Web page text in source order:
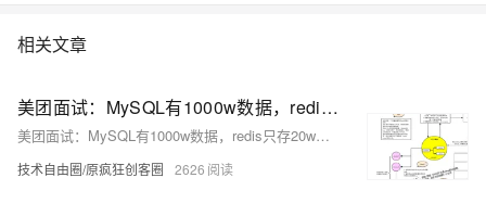
相关文章
美团面试：MySQL有1000w数据，redis只存20w的数据，如何做 缓存 设计？
美团面试：MySQL有1000w数据，redis只存20w的数据，如何做 缓存 设计？
技术自由圈/原疯狂创客圈 2626